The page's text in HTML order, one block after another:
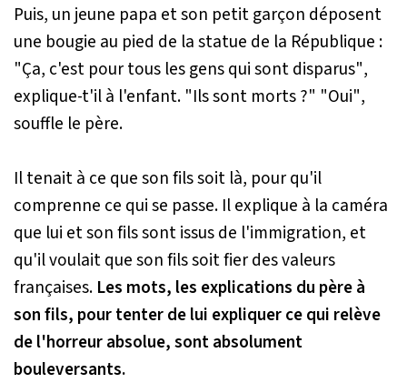
Puis, un jeune papa et son petit garçon déposent
une bougie au pied de la statue de la République :
"Ça, c'est pour tous les gens qui sont disparus",
explique-t'il à l'enfant. "Ils sont morts ?" "Oui",
souffle le père.
Il tenait à ce que son fils soit là, pour qu'il
comprenne ce qui se passe. Il explique à la caméra
que lui et son fils sont issus de l'immigration, et
qu'il voulait que son fils soit fier des valeurs
françaises. Les mots, les explications du père à
son fils, pour tenter de lui expliquer ce qui relève
de l'horreur absolue, sont absolument
bouleversants.